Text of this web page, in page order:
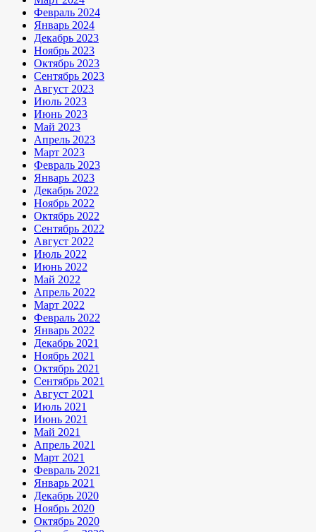
Февраль 2024
Январь 2024
Декабрь 2023
Ноябрь 2023
Октябрь 2023
Сентябрь 2023
Август 2023
Июль 2023
Июнь 2023
Май 2023
Апрель 2023
Март 2023
Февраль 2023
Январь 2023
Декабрь 2022
Ноябрь 2022
Октябрь 2022
Сентябрь 2022
Август 2022
Июль 2022
Июнь 2022
Май 2022
Апрель 2022
Март 2022
Февраль 2022
Январь 2022
Декабрь 2021
Ноябрь 2021
Октябрь 2021
Сентябрь 2021
Август 2021
Июль 2021
Июнь 2021
Май 2021
Апрель 2021
Март 2021
Февраль 2021
Январь 2021
Декабрь 2020
Ноябрь 2020
Октябрь 2020